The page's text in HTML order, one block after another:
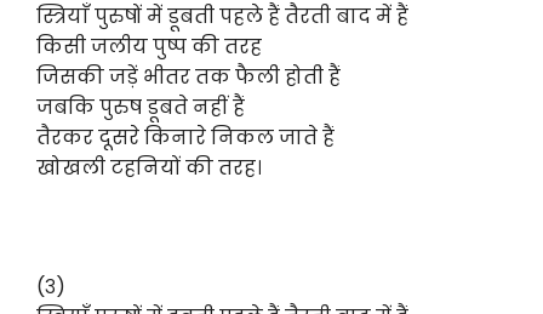
स्त्रियाँ पुरुषों में डूबती पहले हैं तैरती बाद में हैं
किसी जलीय पुष्प की तरह
जिसकी जड़ें भीतर तक फैली होती हैं
जबकि पुरुष डूबते नहीं हैं
तैरकर दूसरे किनारे निकल जाते हैं
खोखली टहनियों की तरह।
(३)